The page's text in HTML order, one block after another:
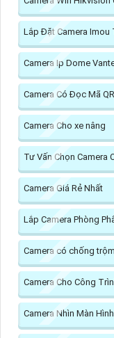
Lắp Đặt Camera Imou
Camera Ip Dome
Camera Có Đọc Mã QR
Camera Cho xe nâng
Tư Vấn Chọn Camera
Camera Giá Rẻ Nhất
Lắp Camera Phòng
Camera có chống trộm
Camera Cho Công
Camera Nhìn Màn